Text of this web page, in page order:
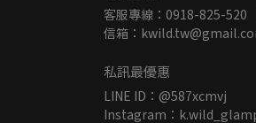
客服專線：0918-825-520
信箱：
私訊最優惠
LINE ID：@587xcmvj
Instagram：